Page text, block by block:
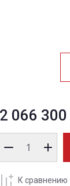
2 066 300
К сравнению